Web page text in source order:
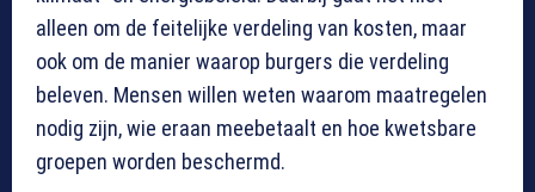
alleen om de feitelijke verdeling van kosten, maar
ook om de manier waarop burgers die verdeling
beleven. Mensen willen weten waarom maatregelen
nodig zijn, wie eraan meebetaalt en hoe kwetsbare
groepen worden beschermd.